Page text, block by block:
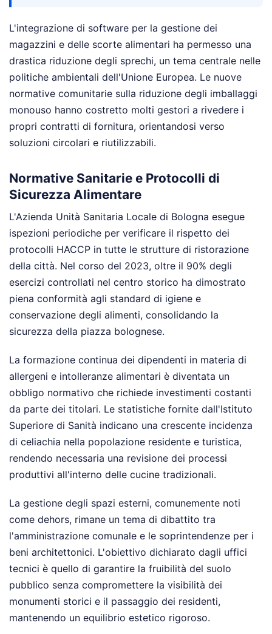
L'integrazione di software per la gestione dei
magazzini e delle scorte alimentari ha permesso una
drastica riduzione degli sprechi, un tema centrale nelle
politiche ambientali dell'Unione Europea. Le nuove
normative comunitarie sulla riduzione degli imballaggi
monouso hanno costretto molti gestori a rivedere i
propri contratti di fornitura, orientandosi verso
soluzioni circolari e riutilizzabili.
Normative Sanitarie e Protocolli di
Sicurezza Alimentare
L'Azienda Unità Sanitaria Locale di Bologna esegue
ispezioni periodiche per verificare il rispetto dei
protocolli HACCP in tutte le strutture di ristorazione
della città. Nel corso del 2023, oltre il 90% degli
esercizi controllati nel centro storico ha dimostrato
piena conformità agli standard di igiene e
conservazione degli alimenti, consolidando la
sicurezza della piazza bolognese.
La formazione continua dei dipendenti in materia di
allergeni e intolleranze alimentari è diventata un
obbligo normativo che richiede investimenti costanti
da parte dei titolari. Le statistiche fornite dall'Istituto
Superiore di Sanità indicano una crescente incidenza
di celiachia nella popolazione residente e turistica,
rendendo necessaria una revisione dei processi
produttivi all'interno delle cucine tradizionali.
La gestione degli spazi esterni, comunemente noti
come dehors, rimane un tema di dibattito tra
l'amministrazione comunale e le soprintendenze per i
beni architettonici. L'obiettivo dichiarato dagli uffici
tecnici è quello di garantire la fruibilità del suolo
pubblico senza compromettere la visibilità dei
monumenti storici e il passaggio dei residenti,
mantenendo un equilibrio estetico rigoroso.